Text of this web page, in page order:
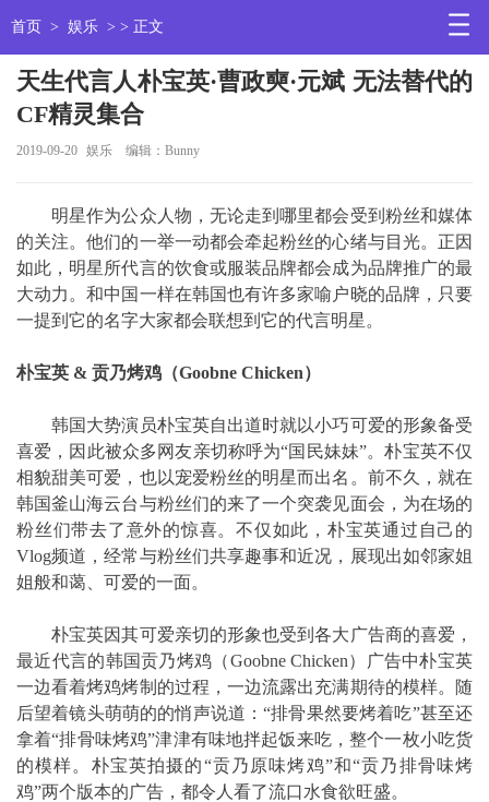
首页 > 娱乐 > > 正文
天生代言人朴宝英·曹政奭·元斌 无法替代的
CF精灵集合
2019-09-20 娱乐 编辑：Bunny
明星作为公众人物，无论走到哪里都会受到粉丝和媒体
的关注。他们的一举一动都会牵起粉丝的心绪与目光。正因
如此，明星所代言的饮食或服装品牌都会成为品牌推广的最
大动力。和中国一样在韩国也有许多家喻户晓的品牌，只要
一提到它的名字大家都会联想到它的代言明星。
朴宝英 & 贡乃烤鸡（Goobne Chicken）
韩国大势演员朴宝英自出道时就以小巧可爱的形象备受
喜爱，因此被众多网友亲切称呼为“国民妹妹”。朴宝英不仅
相貌甜美可爱，也以宠爱粉丝的明星而出名。前不久，就在
韩国釜山海云台与粉丝们的来了一个突袭见面会，为在场的
粉丝们带去了意外的惊喜。不仅如此，朴宝英通过自己的
Vlog频道，经常与粉丝们共享趣事和近况，展现出如邻家姐
姐般和蔼、可爱的一面。
朴宝英因其可爱亲切的形象也受到各大广告商的喜爱，
最近代言的韩国贡乃烤鸡（Goobne Chicken）广告中朴宝英
一边看着烤鸡烤制的过程，一边流露出充满期待的模样。随
后望着镜头萌萌的的悄声说道：“排骨果然要烤着吃”甚至还
拿着“排骨味烤鸡”津津有味地拌起饭来吃，整个一枚小吃货
的模样。朴宝英拍摄的“贡乃原味烤鸡”和“贡乃排骨味烤
鸡”两个版本的广告，都令人看了流口水食欲旺盛。